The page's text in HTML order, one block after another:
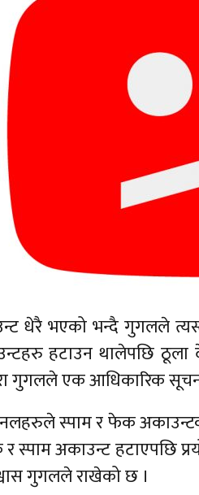
धेरै भएको भन्दै गुगलले
हटाउन थालेपछि ठूला
गुगलले एक आधिकारिक
स्पाम र फेक
स्पाम अकाउन्ट हटाएपछि
गुगलले राखेको छ ।